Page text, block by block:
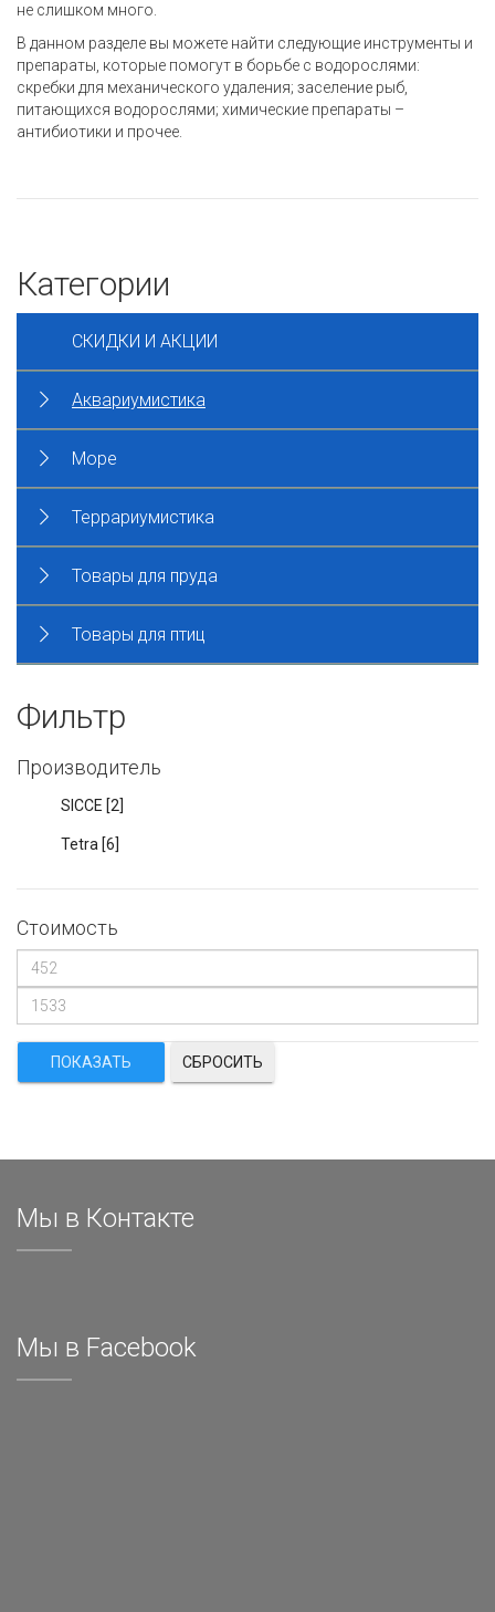
не слишком много.
В данном разделе вы можете найти следующие инструменты и
препараты, которые помогут в борьбе с водорослями:
скребки для механического удаления; заселение рыб,
питающихся водорослями; химические препараты –
антибиотики и прочее.
Категории
СКИДКИ И АКЦИИ
Аквариумистика
Море
Террариумистика
Товары для пруда
Товары для птиц
Фильтр
Производитель
SICCE [2]
Tetra [6]
Стоимость
СБРОСИТЬ
Мы в Контакте
Мы в Facebook